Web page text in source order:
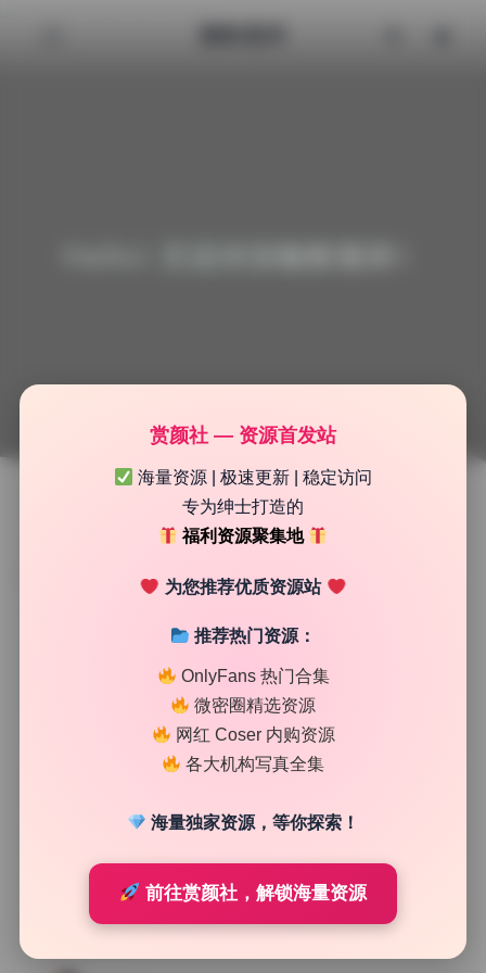
麻花麻花酱 写真合集142期最新原图83.6G持续更新
赏颜社 — 资源首发站
海量资源 | 极速更新 | 稳定访问
专为绅士打造的
福利资源聚集地
为您推荐优质资源站
推荐热门资源：
OnlyFans 热门合集
微密圈精选资源
网红 Coser 内购资源
各大机构写真全集
海量独家资源，等你探索！
前往赏颜社，解锁海量资源